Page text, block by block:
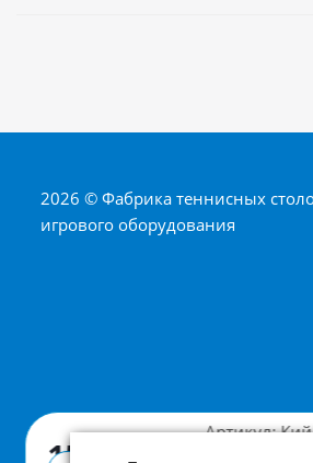
Артикул:
2026 © Фабрика теннисных
игрового оборудования